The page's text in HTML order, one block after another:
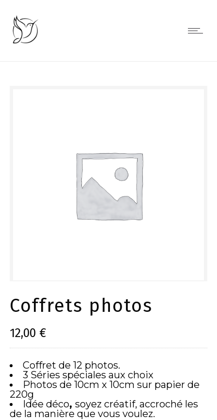
Coffrets photos
12,00 €
Coffret de 12 photos.
3 Séries spéciales aux choix
Photos de 10cm x 10cm sur papier de
220g
Idée déco, soyez créatif, accroché les
de la manière que vous voulez.